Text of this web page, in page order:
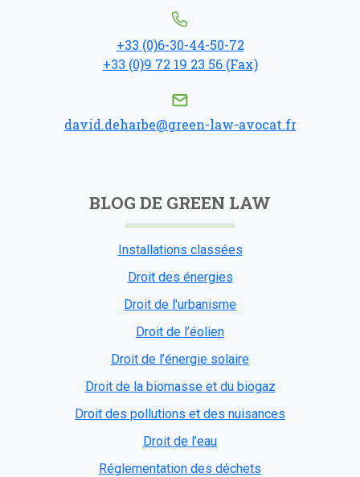
+33 (0)6-30-44-50-72
+33 (0)9 72 19 23 56 (Fax)
david.deharbe@green-law-avocat.fr
BLOG DE GREEN LAW
Installations classées
Droit des énergies
Droit de l'urbanisme
Droit de l’éolien
Droit de l’énergie solaire
Droit de la biomasse et du biogaz
Droit des pollutions et des nuisances
Droit de l’eau
Réglementation des déchets